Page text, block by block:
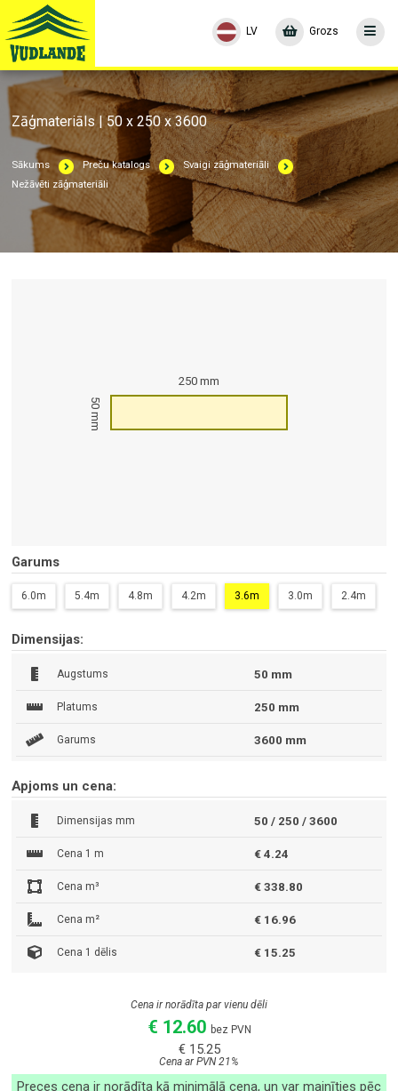
Grozs
LV
Zāģmateriāls | 50 x 250 x 3600
Sākums Preču katalogs
Svaigi zāģmateriāli
Nežāvēti zāģmateriāli
250 mm
50 mm
Garums
6.0m 5.4m 4.8m 4.2m 3.6m 3.0m 2.4m
Dimensijas:
Augstums 50 mm
Platums 250 mm
Garums 3600 mm
Apjoms un cena:
Dimensijas mm 50 / 250 / 3600
Cena 1 m € 4.24
Cena m³ € 338.80
Cena m² € 16.96
Cena 1 dēlis € 15.25
Cena ir norādīta par vienu dēli
€ 12.60 bez PVN
€ 15.25
Cena ar PVN 21%
Preces cena ir norādīta kā minimālā cena, un var mainīties pēc